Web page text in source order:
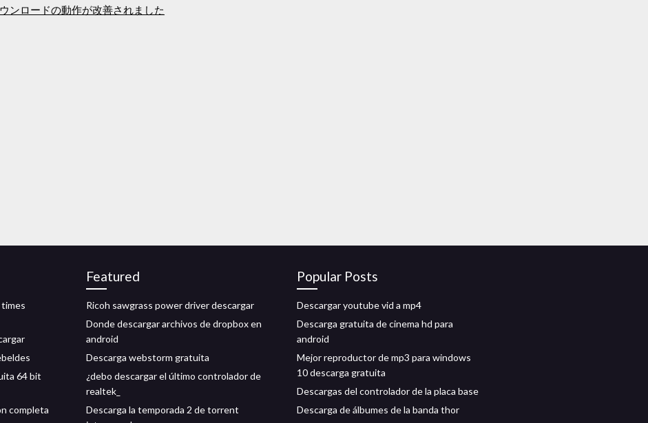
ンロードの動作が改善されました
64 bit
completa
Featured
Ricoh sawgrass power driver descargar
Donde descargar archivos de dropbox en
android
Descarga webstorm gratuita
¿debo descargar el último controlador de
realtek_
Descarga la temporada 2 de torrent
Popular Posts
Descargar youtube vid a mp4
Descarga gratuita de cinema hd para
android
Mejor reproductor de mp3 para windows
10 descarga gratuita
Descargas del controlador de la placa base
Descarga de álbumes de la banda thor